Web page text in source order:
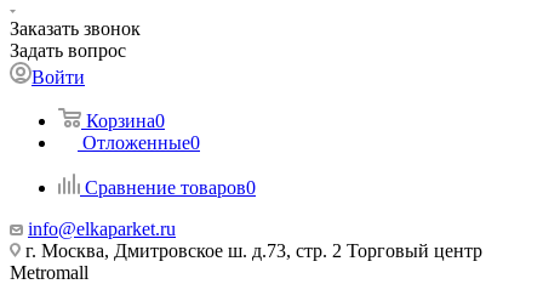
Заказать звонок
Задать вопрос
Войти
Корзина0
Отложенные0
Сравнение товаров0
info@elkaparket.ru
г. Москва, Дмитровское ш. д.73, стр. 2 Торговый центр
Metromall